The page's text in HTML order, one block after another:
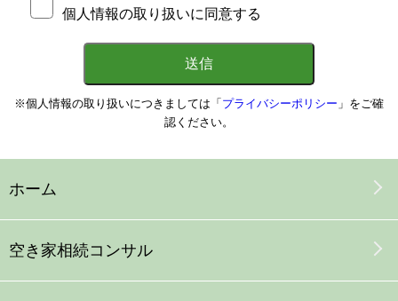
個人情報の取り扱いに同意する
※個人情報の取り扱いにつきましては「プライバシーポリシー 」をご確
認ください。
ホーム
空き家相続コンサル